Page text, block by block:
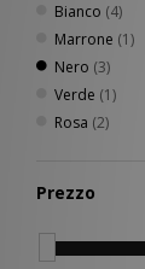
Bianco (4)
Marrone (1)
Nero (3)
Verde (1)
Rosa (2)
Prezzo